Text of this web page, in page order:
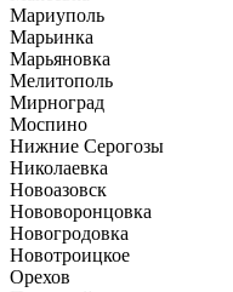
Мариуполь
Марьинка
Марьяновка
Мелитополь
Мирноград
Моспино
Нижние Серогозы
Николаевка
Новоазовск
Нововоронцовка
Новогродовка
Новотроицкое
Орехов